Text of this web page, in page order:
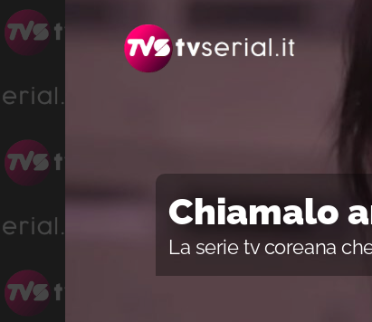
navigazione
contenuto
Chiamalo
La serie tv coreana